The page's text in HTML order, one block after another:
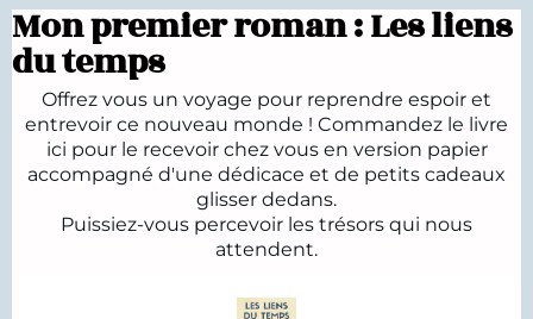
Mon premier roman : Les liens
du temps
Offrez vous un voyage pour reprendre espoir et
entrevoir ce nouveau monde ! Commandez le livre
ici pour le recevoir chez vous en version papier
accompagné d'une dédicace et de petits cadeaux
glisser dedans.
Puissiez-vous percevoir les trésors qui nous
attendent.